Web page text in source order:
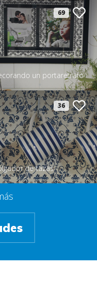
69
un portaretrato
36
de tazas